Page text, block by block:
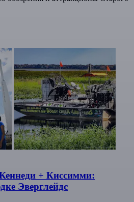
+ Киссимми:
Эверглейдс